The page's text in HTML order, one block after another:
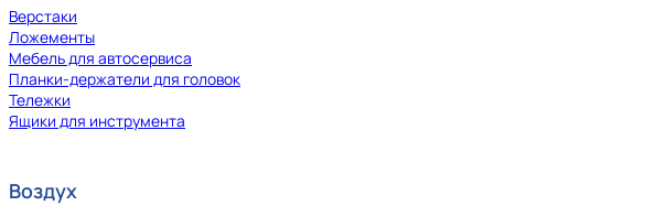
Верстаки
Ложементы
Мебель для автосервиса
Планки-держатели для головок
Тележки
Ящики для инструмента
Воздух